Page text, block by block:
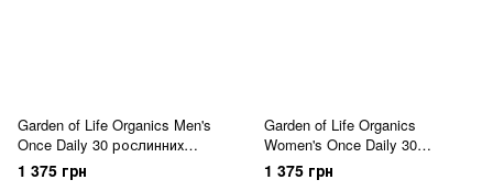
Garden of Life Organics Men's
Once Daily 30 рослинних
таблеток
1 375 грн
Garden of Life Organics
Women's Once Daily 30
рослинних таблеток
1 375 грн